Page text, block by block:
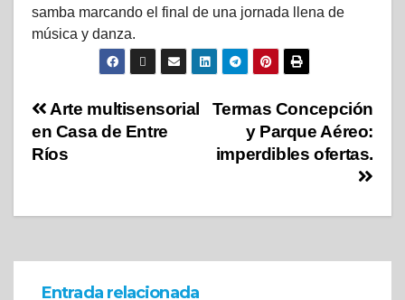
samba marcando el final de una jornada llena de
música y danza.
Termas Concepción
y Parque Aéreo:
imperdibles ofertas.
Arte multisensorial
en Casa de Entre
Ríos
Entrada relacionada